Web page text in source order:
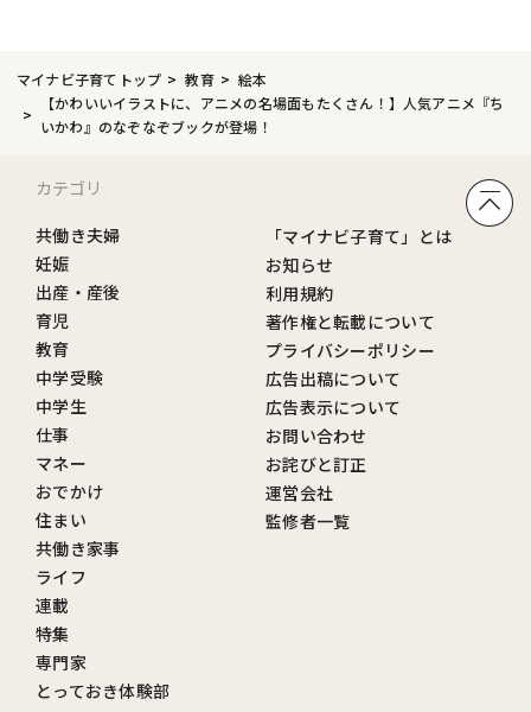
マイナビ子育てトップ 教育
絵本
【かわいいイラストに、アニメの名場面もたくさん！】人気アニメ『ち
いかわ』のなぞなぞブックが登場！
カテゴリ
共働き夫婦
妊娠
出産・産後
育児
教育
中学受験
中学生
仕事
マネー
おでかけ
住まい
共働き家事
ライフ
連載
特集
専門家
とっておき体験部
「マイナビ子育て」とは
お知らせ
利用規約
著作権と転載について
プライバシーポリシー
広告出稿について
広告表示について
お問い合わせ
お詫びと訂正
運営会社
監修者一覧